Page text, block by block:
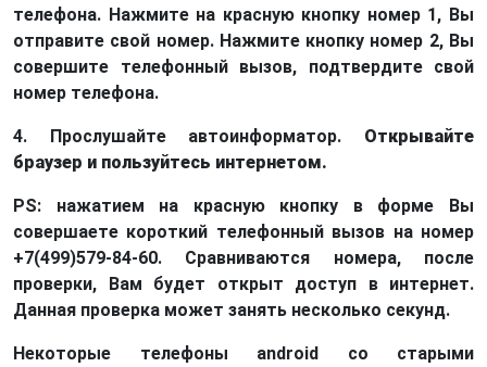
телефона. Нажмите на красную кнопку номер 1, Вы
отправите свой номер. Нажмите кнопку номер 2, Вы
совершите телефонный вызов, подтвердите свой
номер телефона.
4. Прослушайте автоинформатор. Открывайте
браузер и пользуйтесь интернетом.
PS: нажатием на красную кнопку в форме Вы
совершаете короткий телефонный вызов на номер
+7(499)579-84-60. Сравниваются номера, после
проверки, Вам будет открыт доступ в интернет.
Данная проверка может занять несколько секунд.
Некоторые телефоны android со старыми